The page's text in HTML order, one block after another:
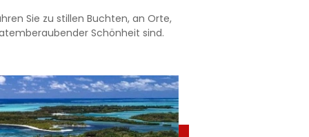
Sie zu stillen Buchten, an Orte,
Schönheit sind.